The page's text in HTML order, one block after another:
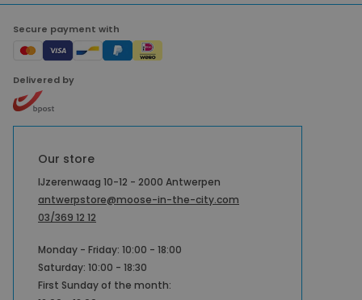
Secure payment with
Delivered by
Our store
IJzerenwaag 10-12 - 2000 Antwerpen
antwerpstore@moose-in-the-city.com
03/369 12 12
Monday - Friday: 10:00 - 18:00
Saturday: 10:00 - 18:30
First Sunday of the month: